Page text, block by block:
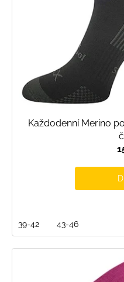
Každodenní Merino
39-42 43-46